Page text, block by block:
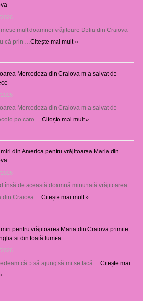
mult doamnei vrăjitoare Delia din Craiova
că prin … Citește mai mult »
Mercedeza din Craiova m-a salvat de
Mercedeza din Craiova m-a salvat de
pe care … Citește mai mult »
din America pentru vrăjitoarea Maria din
2026
însă de această doamnă minunată vrăjitoarea
din Craiova … Citește mai mult »
pentru vrăjitoarea Maria din Craiova primite
și din toată lumea
2026
că o să ajung să mi se facă … Citește mai